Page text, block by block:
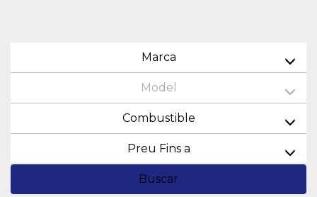
Marca
Model
Combustible
Preu Fins a
Buscar